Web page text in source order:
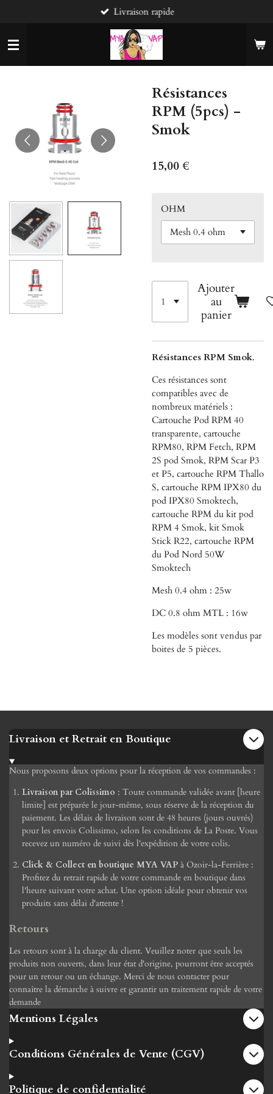
contenu
principal
Livraison rapide
Résistances
RPM (5pcs) -
Smok
15,00 €
OHM
Ajouter
au
panier
Résistances RPM Smok.
Ces résistances sont
compatibles avec de
nombreux matériels :
Cartouche Pod RPM 40
transparente, cartouche
RPM80, RPM Fetch, RPM
2S pod Smok, RPM Scar P3
et P5, cartouche RPM Thallo
S, cartouche RPM IPX80 du
pod IPX80 Smoktech,
cartouche RPM du kit pod
RPM 4 Smok, kit Smok
Stick R22, cartouche RPM
du Pod Nord 50W
Smoktech
Mesh 0.4 ohm : 25w
DC 0.8 ohm MTL : 16w
Les modèles sont vendus par
boites de 5 pièces.
Livraison et Retrait en Boutique
Nous proposons deux options pour la réception de vos commandes :
Livraison par Colissimo : Toute commande validée avant [heure
limite] est préparée le jour-même, sous réserve de la réception du
paiement. Les délais de livraison sont de 48 heures (jours ouvrés)
pour les envois Colissimo, selon les conditions de La Poste. Vous
recevez un numéro de suivi dès l'expédition de votre colis.
Click & Collect en boutique MYA VAP à Ozoir-la-Ferrière :
Profitez du retrait rapide de votre commande en boutique dans
l'heure suivant votre achat. Une option idéale pour obtenir vos
produits sans délai d'attente !
Retours
Les retours sont à la charge du client. Veuillez noter que seuls les
produits non ouverts, dans leur état d'origine, pourront être acceptés
pour un retour ou un échange. Merci de nous contacter pour
connaître la démarche à suivre et garantir un traitement rapide de votre
demande
Mentions Légales
Conditions Générales de Vente (CGV)
Politique de confidentialité